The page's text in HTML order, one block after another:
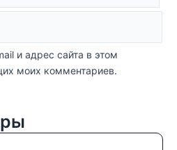
и адрес сайта в этом
моих комментариев.